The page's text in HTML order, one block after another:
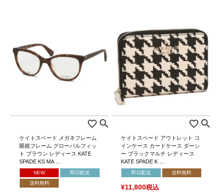
ケイトスペード メガネフレーム
眼鏡フレーム グローバルフィッ
ト ブラウン レディース KATE
SPADE KS MA …
NEW
即日配送
送料無料
ケイトスペード アウトレット コ
インケース カードケース ダーシ
ー ブラックマルチ レディース
KATE SPADE K …
即日配送 送料無料
¥11,800税込